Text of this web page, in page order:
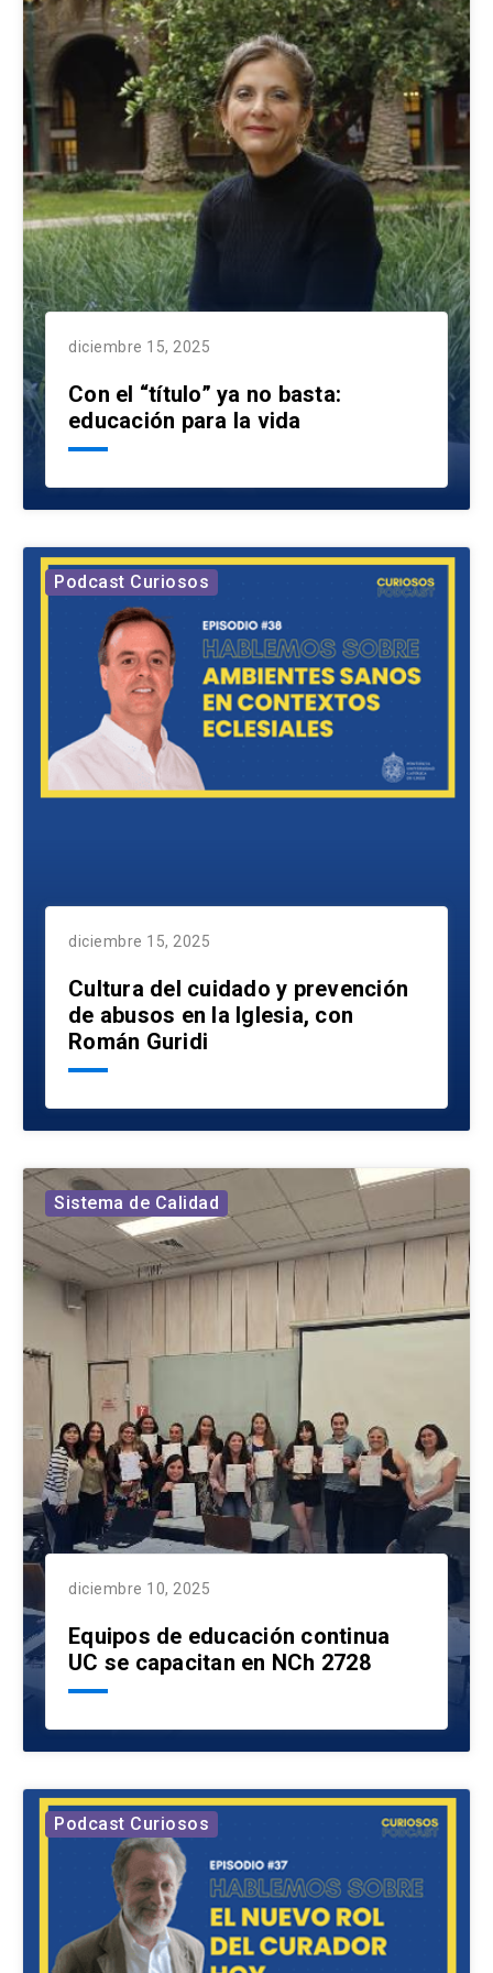
diciembre 15, 2025
Con el “título” ya no basta:
educación para la vida
Podcast Curiosos
diciembre 15, 2025
Cultura del cuidado y prevención
de abusos en la Iglesia, con
Román Guridi
Sistema de Calidad
diciembre 10, 2025
Equipos de educación continua
UC se capacitan en NCh 2728
Podcast Curiosos